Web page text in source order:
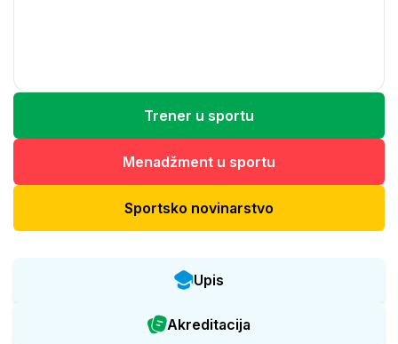
Trener u sportu
Menadžment u sportu
Sportsko novinarstvo
Upis
Akreditacija